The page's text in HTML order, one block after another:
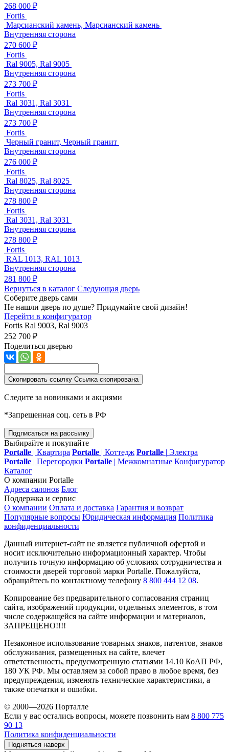
268 000 ₽
Fortis
Марсианский камень, Марсианский камень
Внутренняя сторона
270 600 ₽
Fortis
Ral 9005, Ral 9005
Внутренняя сторона
273 700 ₽
Fortis
Ral 3031, Ral 3031
Внутренняя сторона
273 700 ₽
Fortis
Черный гранит, Черный гранит
Внутренняя сторона
276 000 ₽
Fortis
Ral 8025, Ral 8025
Внутренняя сторона
278 800 ₽
Fortis
Ral 3031, Ral 3031
Внутренняя сторона
278 800 ₽
Fortis
RAL 1013, RAL 1013
Внутренняя сторона
281 800 ₽
Вернуться в каталог Следующая дверь
Соберите дверь сами
Не нашли дверь по душе? Придумайте свой дизайн!
Перейти в конфигуратор
Fortis Ral 9003, Ral 9003
252 700 ₽
Поделиться дверью
Скопировать ссылку Ссылка скопирована
Следите за новинками и акциями
*Запрещенная соц. сеть в РФ
Подписаться на рассылку
Выбирайте и покупайте
Portalle | Квартира Portalle | Коттедж Portalle | Электра
Portalle | Перегородки Portalle | Межкомнатные Конфигуратор
Каталог
О компании Portalle
Адреса салонов Блог
Поддержка и сервис
О компании Оплата и доставка Гарантия и возврат
Популярные вопросы Юридическая информация Политика
конфиденциальности
Данный интернет-сайт не является публичной офертой и
носит исключительно информационный характер. Чтобы
получить точную информацию об условиях сотрудничества и
стоимости дверей торговой марки Portalle. Пожалуйста,
обращайтесь по контактному телефону 8 800 444 12 08.
Копирование без предварительного согласования страниц
сайта, изображений продукции, отдельных элементов, в том
числе содержащейся на сайте информации и материалов,
ЗАПРЕЩЕНО!!!!
Незаконное использование товарных знаков, патентов, знаков
обслуживания, размещенных на сайте, влечет
ответственность, предусмотренную статьями 14.10 КоАП РФ,
180 УК РФ. Мы оставляем за собой право в любое время, без
предупреждения, изменять технические характеристики, а
также опечатки и ошибки.
© 2000—2026 Порталле
Если у вас остались вопросы, можете позвонить нам 8 800 775
90 13
Политика конфиденциальности
Подняться наверх